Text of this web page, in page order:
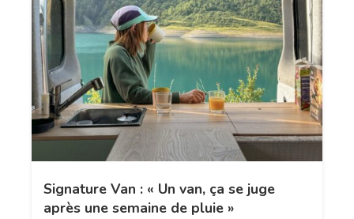
Signature Van : « Un van, ça se juge
après une semaine de pluie »